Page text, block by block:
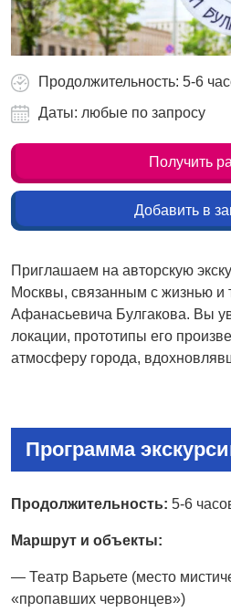
Продолжительность: 5-6
Даты: любые по запросу
Получить
Добавить в
Приглашаем на авторскую
Москвы, связанным с жизнью и
Афанасьевича Булгакова. Вы
локации, прототипы его
атмосферу города,
Программа
Продолжительность: 5-6
Маршрут и объекты:
— Театр Варьете (место
«пропавших червонцев»)